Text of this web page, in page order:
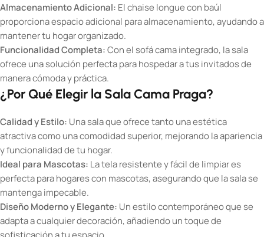
Almacenamiento Adicional: El chaise longue con baúl
proporciona espacio adicional para almacenamiento, ayudando a
mantener tu hogar organizado.
Funcionalidad Completa:Con el sofá cama integrado, la sala
ofrece una solución perfecta para hospedar a tus invitados de
manera cómoda y práctica.
¿Por Qué Elegir la Sala Cama Praga?
Calidad y Estilo: Una sala que ofrece tanto una estética
atractiva como una comodidad superior, mejorando la apariencia
y funcionalidad de tu hogar.
Ideal para Mascotas: La tela resistente y fácil de limpiar es
perfecta para hogares con mascotas, asegurando que la sala se
mantenga impecable.
Diseño Moderno y Elegante: Un estilo contemporáneo que se
adapta a cualquier decoración, añadiendo un toque de